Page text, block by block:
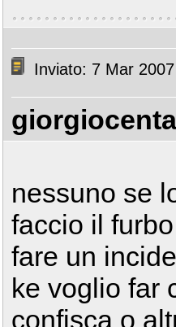
Inviato: 7 Mar
nessuno se
faccio il
fare un
ke voglio far
confisca o